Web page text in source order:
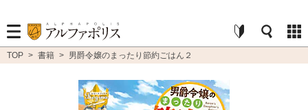
TOP > 書籍 > 男爵令嬢のまったり節約ごはん２